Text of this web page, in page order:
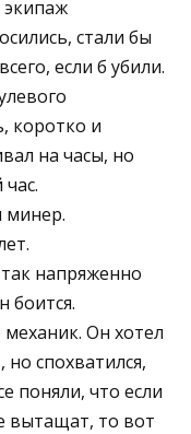
экипаж
стали бы
если б убили.
коротко и
на часы, но
минер.
напряженно
боится.
Он хотел
но спохватился,
поняли, что если
вытащат, то вот